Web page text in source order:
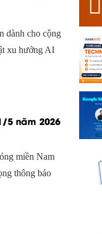
dành cho cộng
xu hướng AI
5 năm 2026
miền Nam
thông báo